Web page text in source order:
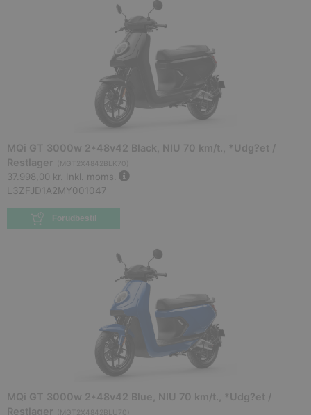
MQi GT 3000w 2*48v42 Black, NIU 70 km/t., *Udg?et /
Restlager
MGT2X4842BLK70
37.998,00 kr. Inkl. moms.
L3ZFJD1A2MY001047
Forudbestil
MQi GT 3000w 2*48v42 Blue, NIU 70 km/t., *Udg?et /
Restlager
MGT2X4842BLU70